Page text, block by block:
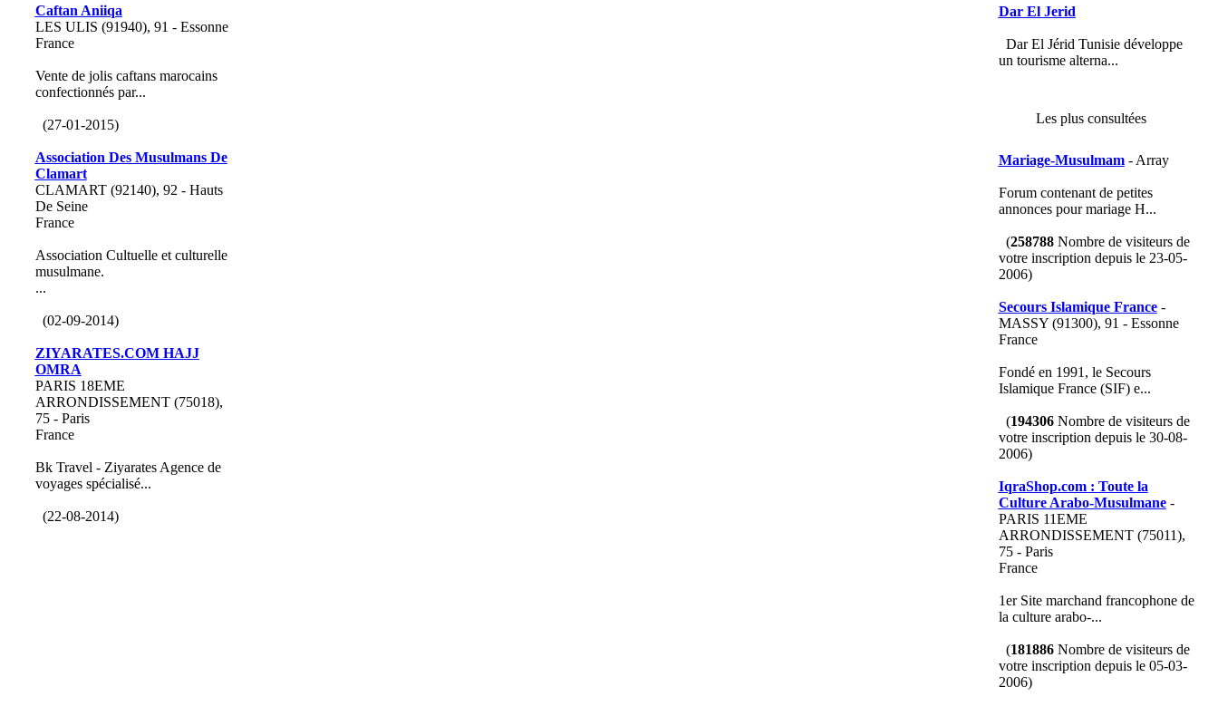
Caftan Aniiqa
LES ULIS (91940), 91 - Essonne
France
Vente de jolis caftans marocains
confectionnés par...
(27-01-2015)
Association Des Musulmans De
Clamart
CLAMART (92140), 92 - Hauts
De Seine
France
Association Cultuelle et culturelle
musulmane.
...
(02-09-2014)
ZIYARATES.COM HAJJ
OMRA
PARIS 18EME
ARRONDISSEMENT (75018),
75 - Paris
France
Bk Travel - Ziyarates Agence de
voyages spécialisé...
(22-08-2014)
Dar El Jerid
Dar El Jérid Tunisie développe
un tourisme alterna...
Les plus consultées
Mariage-Musulmam- Array
Forum contenant de petites
annonces pour mariage H...
(258788Nombre de visiteurs de
votre inscription depuis le 23-05-
2006)
Secours Islamique France-
MASSY (91300), 91 - Essonne
France
Fondé en 1991, le Secours
Islamique France (SIF) e...
(194306Nombre de visiteurs de
votre inscription depuis le 30-08-
2006)
IqraShop.com : Toute la
Culture Arabo-Musulmane-
PARIS 11EME
ARRONDISSEMENT (75011),
75 - Paris
France
1er Site marchand francophone de
la culture arabo-...
(181886Nombre de visiteurs de
votre inscription depuis le 05-03-
2006)